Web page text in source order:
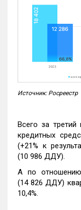
Источник: Росреестр
Всего за третий
кредитных
(+21% к
(10 986 ДДУ).
А по
(14 826 ДДУ)
10,4%.